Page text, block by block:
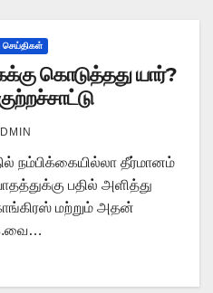
செய்திகள்
கொடுத்தது யார்?
நம்பிக்கையில்லா தீர்மானம்
பதில் அளித்து
காங்கிரஸ் மற்றும் அதன்